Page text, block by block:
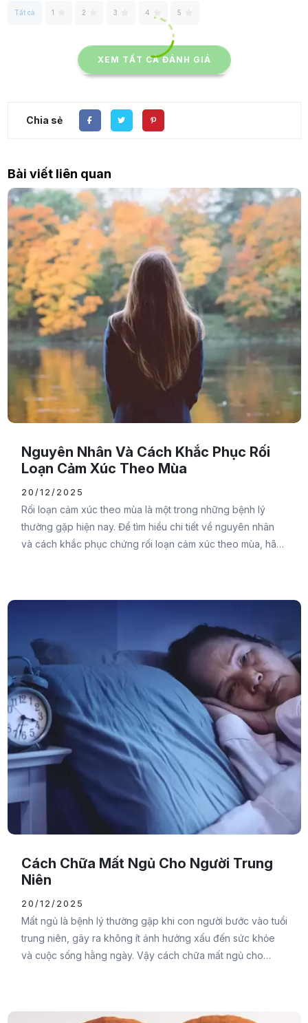
Tất cả 1 2 3 4 5
XEM TẤT CẢ ĐÁNH GIÁ
Chia sẻ
Bài viết liên quan
Nguyên Nhân Và Cách Khắc Phục Rối
Loạn Cảm Xúc Theo Mùa
20/12/2025
Rối loạn cảm xúc theo mùa là một trong những bệnh lý
thường gặp hiện nay. Để tìm hiểu chi tiết về nguyên nhân
và cách khắc phục chứng rối loạn cảm xúc theo mùa, hãy
Cách Chữa Mất Ngủ Cho Người Trung
Niên
20/12/2025
Mất ngủ là bệnh lý thường gặp khi con người bước vào tuổi
trung niên, gây ra không ít ảnh hưởng xấu đến sức khỏe
và cuộc sống hằng ngày. Vậy cách chữa mất ngủ cho